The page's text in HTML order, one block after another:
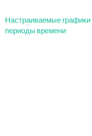
Настраиваемые
периоды времени